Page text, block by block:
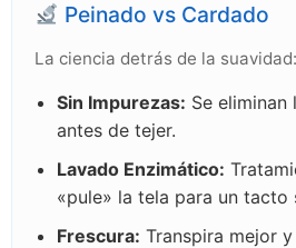
Peinado vs Cardado
La ciencia detrás de la suavidad:
Sin Impurezas: Se eliminan
antes de tejer.
Lavado Enzimático:
«pule» la tela para un tacto
Frescura: Transpira mejor